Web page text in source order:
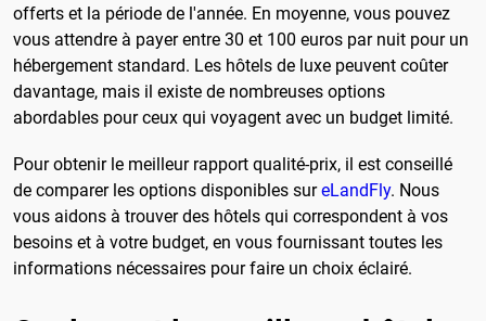
offerts et la période de l'année. En moyenne, vous pouvez
vous attendre à payer entre 30 et 100 euros par nuit pour un
hébergement standard. Les hôtels de luxe peuvent coûter
davantage, mais il existe de nombreuses options
abordables pour ceux qui voyagent avec un budget limité.
Pour obtenir le meilleur rapport qualité-prix, il est conseillé
de comparer les options disponibles sureLandFly. Nous
vous aidons à trouver des hôtels qui correspondent à vos
besoins et à votre budget, en vous fournissant toutes les
informations nécessaires pour faire un choix éclairé.